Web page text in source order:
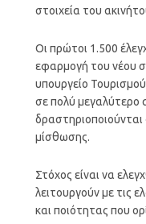
στοιχεία του
Οι πρώτοι 1.500
εφαρμογή του νέου
υπουργείο
σε πολύ μεγαλύτερο
μίσθωσης.
Στόχος είναι να
λειτουργούν με τις
και ποιότητας που